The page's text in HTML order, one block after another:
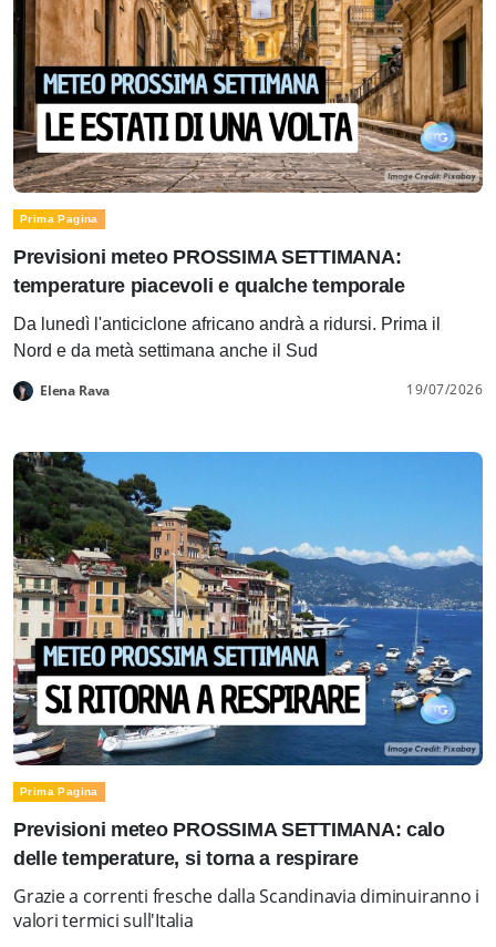
Prima Pagina
Previsioni meteo PROSSIMA SETTIMANA:
temperature piacevoli e qualche temporale
Da lunedì l'anticiclone africano andrà a ridursi. Prima il
Nord e da metà settimana anche il Sud
Elena Rava 19/07/2026
Prima Pagina
Previsioni meteo PROSSIMA SETTIMANA: calo
delle temperature, si torna a respirare
Grazie a correnti fresche dalla Scandinavia diminuiranno i
valori termici sull'Italia